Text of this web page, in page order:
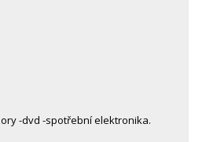
-dvd -spotřební elektronika.